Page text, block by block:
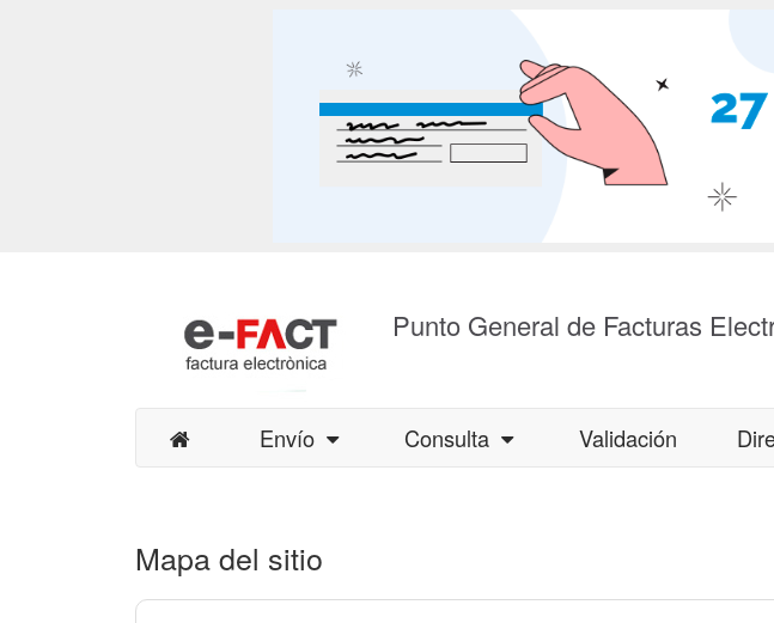
Punto General de Facturas
Envío Consulta Validación
Mapa del sitio